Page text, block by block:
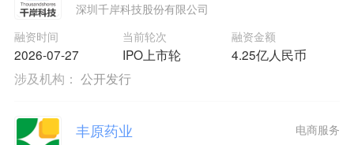
深圳千岸科技股份有限公司
融资时间
2026-07-27
当前轮次
IPO上市轮
融资金额
4.25亿人民币
涉及机构： 公开发行
丰原药业 电商服务